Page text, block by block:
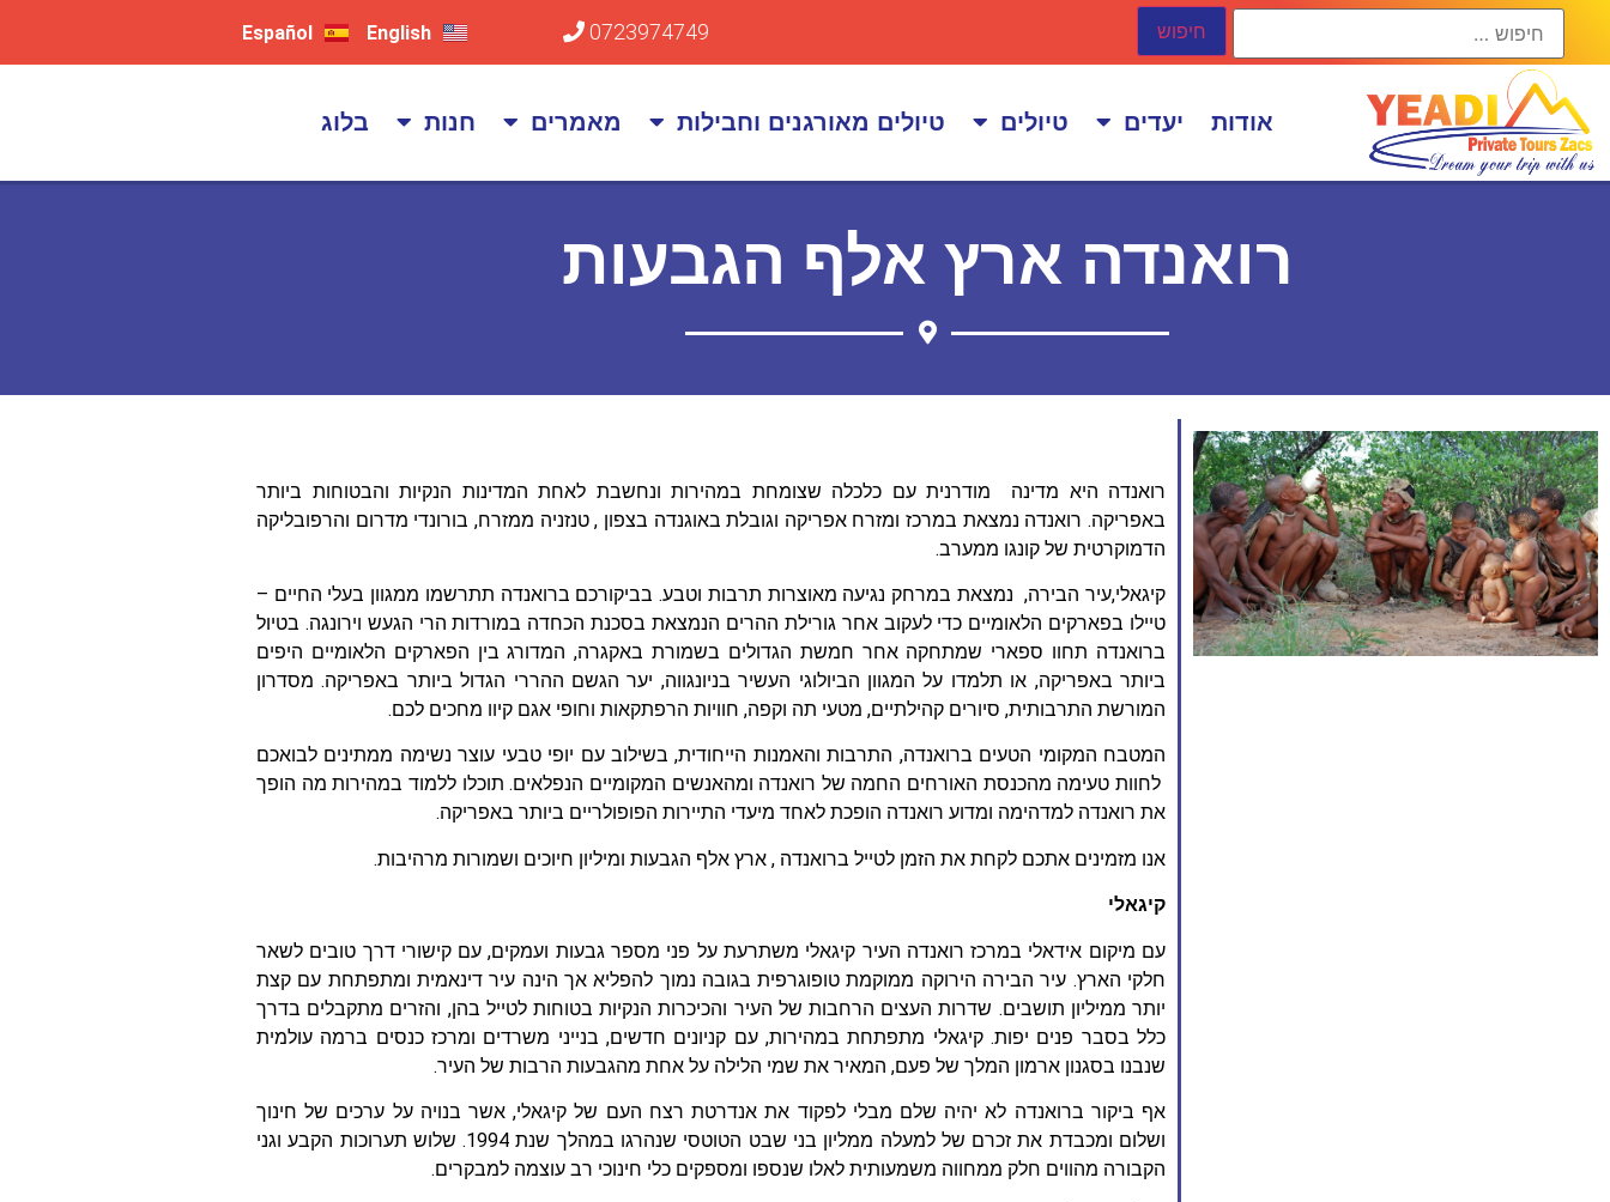
0723974749
English
Español
אודות יעדים טיולים טיולים מאורגנים וחבילות מאמרים חנות בלוג
רואנדה ארץ אלף הגבעות
רואנדה היא מדינה מודרנית עם כלכלה שצומחת במהירות ונחשבת לאחת המדינות הנקיות והבטוחות ביותר
באפריקה. רואנדה נמצאת במרכז ומזרח אפריקה וגובלת באוגנדה בצפון , טנזניה ממזרח, בורונדי מדרום והרפובליקה
הדמוקרטית של קונגו ממערב.
קיגאלי,עיר הבירה, נמצאת במרחק נגיעה מאוצרות תרבות וטבע. בביקורכם ברואנדה תתרשמו ממגוון בעלי החיים –
טיילו בפארקים הלאומיים כדי לעקוב אחר גורילת ההרים הנמצאת בסכנת הכחדה במורדות הרי הגעש וירונגה. בטיול
ברואנדה תחוו ספארי שמתחקה אחר חמשת הגדולים בשמורת באקגרה, המדורג בין הפארקים הלאומיים היפים
ביותר באפריקה, או תלמדו על המגוון הביולוגי העשיר בניונגווה, יער הגשם ההררי הגדול ביותר באפריקה. מסדרון
המורשת התרבותית, סיורים קהילתיים, מטעי תה וקפה, חוויות הרפתקאות וחופי אגם קיוו מחכים לכם.
המטבח המקומי הטעים ברואנדה, התרבות והאמנות הייחודית, בשילוב עם יופי טבעי עוצר נשימה ממתינים לבואכם
לחוות טעימה מהכנסת האורחים החמה של רואנדה ומהאנשים המקומיים הנפלאים. תוכלו ללמוד במהירות מה הופך
את רואנדה למדהימה ומדוע רואנדה הופכת לאחד מיעדי התיירות הפופולריים ביותר באפריקה.
אנו מזמינים אתכם לקחת את הזמן לטייל ברואנדה , ארץ אלף הגבעות ומיליון חיוכים ושמורות מרהיבות.
קיגאלי
עם מיקום אידאלי במרכז רואנדה העיר קיגאלי משתרעת על פני מספר גבעות ועמקים, עם קישורי דרך טובים לשאר
חלקי הארץ. עיר הבירה הירוקה ממוקמת טופוגרפית בגובה נמוך להפליא אך הינה עיר דינאמית ומתפתחת עם קצת
יותר ממיליון תושבים. שדרות העצים הרחבות של העיר והכיכרות הנקיות בטוחות לטייל בהן, והזרים מתקבלים בדרך
כלל בסבר פנים יפות. קיגאלי מתפתחת במהירות, עם קניונים חדשים, בנייני משרדים ומרכז כנסים ברמה עולמית
שנבנו בסגנון ארמון המלך של פעם, המאיר את שמי הלילה על אחת מהגבעות הרבות של העיר.
אף ביקור ברואנדה לא יהיה שלם מבלי לפקוד את אנדרטת רצח העם של קיגאלי, אשר בנויה על ערכים של חינוך
ושלום ומכבדת את זכרם של למעלה ממליון בני שבט הטוטסי שנהרגו במהלך שנת 1994. שלוש תערוכות הקבע וגני
הקבורה מהווים חלק ממחווה משמעותית לאלו שנספו ומספקים כלי חינוכי רב עוצמה למבקרים.